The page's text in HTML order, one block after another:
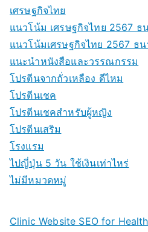
เศรษฐกิจไทย
แนวโน้ม เศรษฐกิจไทย 2567 ธ
แนวโน้มเศรษฐกิจไทย 2567 ธ
แนะนำหนังสือและวรรณกรรม
โปรตีนจากถั่วเหลือง ดีไหม
โปรตีนเชค
โปรตีนเชคสำหรับผู้หญิง
โปรตีนเสริม
โรงแรม
ไปญี่ปุ่น 5 วัน ใช้เงินเท่าไหร่
ไม่มีหมวดหมู่
Clinic Website SEO for